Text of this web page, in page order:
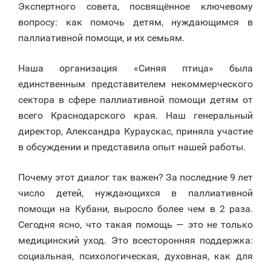
Экспертного совета, посвящённое ключевому
вопросу: как помочь детям, нуждающимся в
паллиативной помощи, и их семьям.
Наша организация «Синяя птица» была
единственным представителем некоммерческого
сектора в сфере паллиативной помощи детям от
всего Краснодарского края. Наш генеральный
директор, Александра Кураускас, приняла участие
в обсуждении и представила опыт нашей работы.
Почему этот диалог так важен? За последние 9 лет
число детей, нуждающихся в паллиативной
помощи на Кубани, выросло более чем в 2 раза.
Сегодня ясно, что такая помощь — это не только
медицинский уход. Это всесторонняя поддержка:
социальная, психологическая, духовная, как для